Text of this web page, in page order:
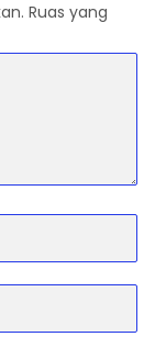
Ruas yang